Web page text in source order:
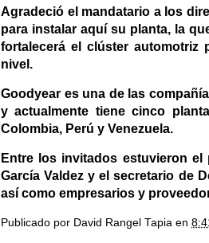
Agradeció el mandatario a los
para instalar aquí su planta, la
fortalecerá el clúster automotriz
nivel.
Goodyear es una de las
y actualmente tiene cinco
Colombia, Perú y Venezuela.
Entre los invitados estuvieron
García Valdez y el secretario de
así como empresarios y
Publicado por David Rangel Tapia en